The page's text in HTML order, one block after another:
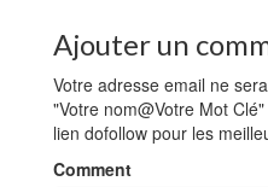
Ajouter un
Votre adresse email ne
"Votre nom@Votre Mot
lien dofollow pour les
Comment